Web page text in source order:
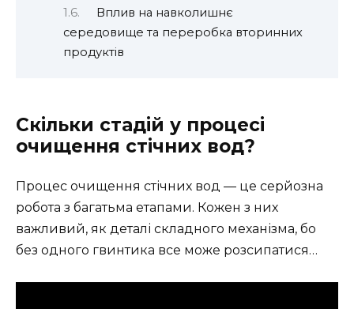
Вплив на навколишнє
середовище та переробка вторинних
продуктів
Скільки стадій у процесі
очищення стічних вод?
Процес очищення стічних вод — це серйозна
робота з багатьма етапами. Кожен з них
важливий, як деталі складного механізма, бо
без одного гвинтика все може розсипатися…